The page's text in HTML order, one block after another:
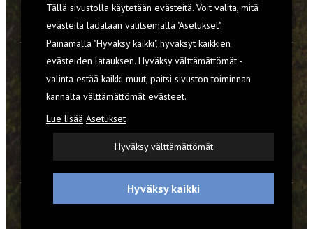
VARUSTEET
TILAA RETKI-LEHTI
YHTEYSTIEDOT
REKISTERISELOSTE
EVÄSTEET
Tällä sivustolla käytetään evästeitä. Voit valita, mitä
evästeitä ladataan valitsemalla "Asetukset".
Painamalla "Hyväksy kaikki", hyväksyt kaikkien
evästeiden latauksen. Hyväksy välttämättömät -
valinta estää kaikki muut, paitsi sivuston toiminnan
kannalta välttämättömät evästeet.
Lue lisää Asetukset
Hyväksy välttämättömät
Hyväksy kaikki